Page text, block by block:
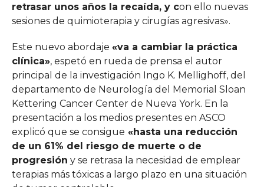
retrasar unos años la recaída, y con ello nuevas
sesiones de quimioterapia y cirugías agresivas».
Este nuevo abordaje «va a cambiar la práctica
clínica», espetó en rueda de prensa el autor
principal de la investigación Ingo K. Mellighoff, del
departamento de Neurología del Memorial Sloan
Kettering Cancer Center de Nueva York. En la
presentación a los medios presentes en ASCO
explicó que se consigue «hasta una reducción
de un 61% del riesgo de muerte o de
progresión y se retrasa la necesidad de emplear
terapias más tóxicas a largo plazo en una situación